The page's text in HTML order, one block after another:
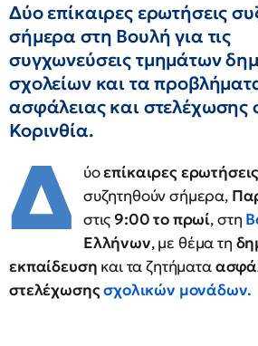
Δύο επίκαιρες ερωτήσεις
σήμερα στη Βουλή για τις
συγχωνεύσεις τμημάτων
σχολείων και τα
ασφάλειας και στελέχωσης
Κορινθία.
Δ ύοεπίκαιρες ερωτήσεις
συζητηθούν σήμερα,
στις9:00 το πρωί, στη
Ελλήνων, με θέμα τη
εκπαίδευση και τα ζητήματα
στελέχωσηςσχολικών μονάδων.